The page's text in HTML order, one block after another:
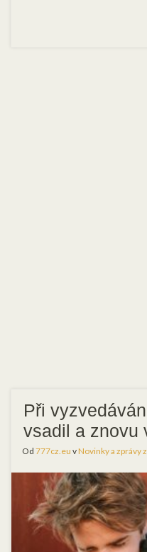
Při
vsadil a znovu
Od 777cz.eu vNovinky a zprávy